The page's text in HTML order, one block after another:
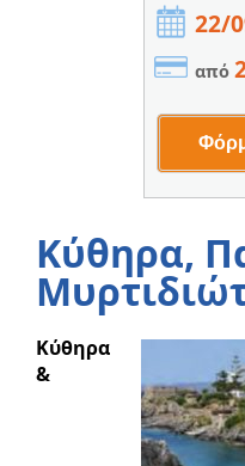
22/
από
Κύθηρα,
Κύθηρα
&